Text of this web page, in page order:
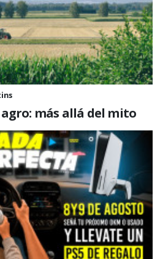
más allá del mito